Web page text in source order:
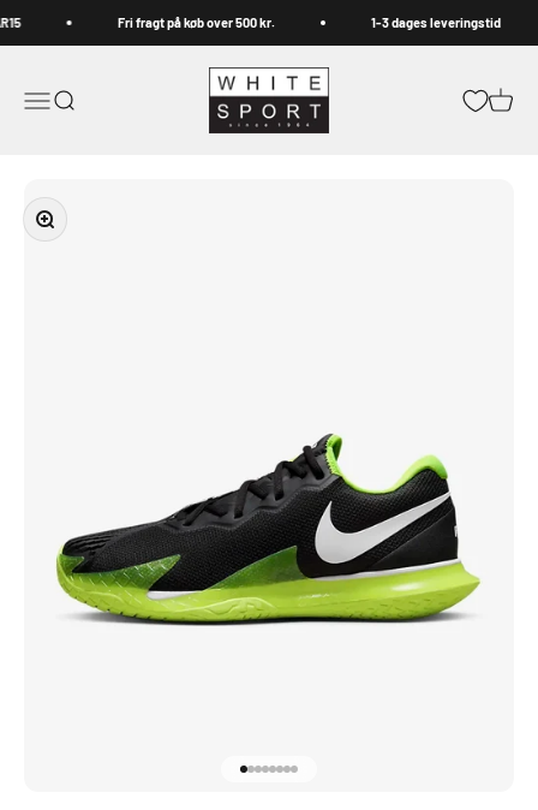
Fri fragt på køb over 500 kr. 1-3 dages leveringstid
Åbn navigationsmenu
Åbn søgefunktion
Whitesport.com
Åbn
Zoom